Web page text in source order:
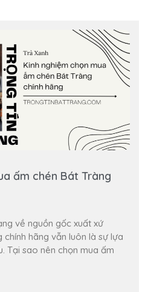
ấm chén Bát Tràng
về nguồn gốc xuất xứ
hãng vẫn luôn là sự lựa
Tại sao nên chọn mua ấm